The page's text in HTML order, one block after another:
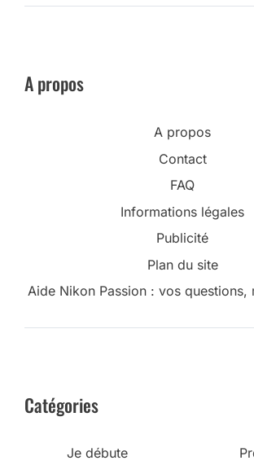
A propos
A propos
Contact
FAQ
Informations légales
Publicité
Plan du site
Aide Nikon Passion : vos questions,
Catégories
Je débute